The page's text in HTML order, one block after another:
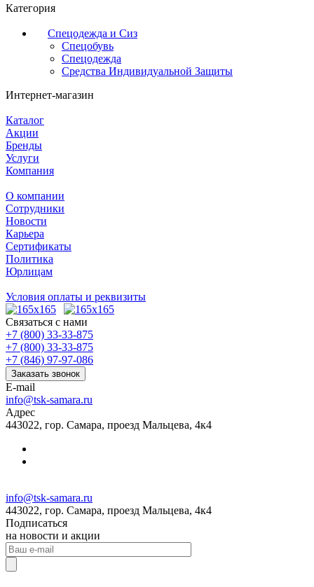
Категория
Спецодежда и Сиз
Спецобувь
Спецодежда
Средства Индивидуальной Защиты
Интернет-магазин
Каталог
Акции
Бренды
Услуги
Компания
О компании
Сотрудники
Новости
Карьера
Сертификаты
Политика
Юрлицам
Условия оплаты и реквизиты
Связаться с нами
+7 (800) 33-33-875
+7 (800) 33-33-875
+7 (846) 97-97-086
Заказать звонок
E-mail
info@tsk-samara.ru
Адрес
443022, гор. Самара, проезд Мальцева, 4к4
info@tsk-samara.ru
443022, гор. Самара, проезд Мальцева, 4к4
Подписаться
на новости и акции